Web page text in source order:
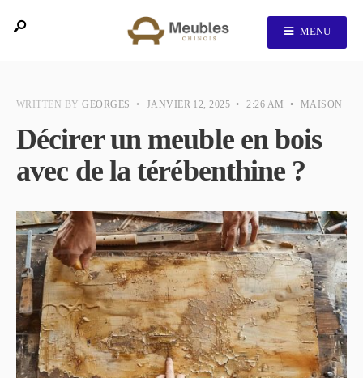
MENU
WRITTEN BYGEORGES • JANVIER 12, 2025 • 2:26 AM • MAISON
Décirer un meuble en bois
avec de la térébenthine ?